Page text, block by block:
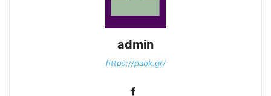
admin
https://paok.gr/